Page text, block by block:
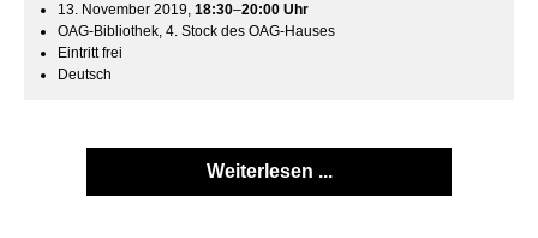
13. November 2019, 18:30–20:00 Uhr
OAG-Bibliothek, 4. Stock des OAG-Hauses
Eintritt frei
Deutsch
Weiterlesen ...